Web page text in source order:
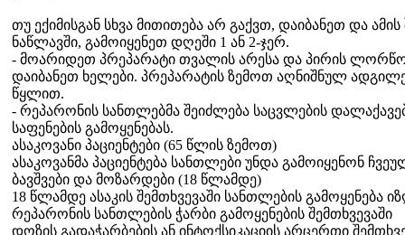
თუ ექიმისგან სხვა მითითება არ გაქვთ, დაიბანეთ და
ნაწლავში, გამოიყენეთ დღეში 1 ან 2-ჯერ.
- მოარიდეთ პრეპარატი თვალის არესა და პირის
დაიბანეთ ხელები. პრეპარატის ზემოთ აღნიშნულ
წყლით.
- რეპარონის სანთლებმა შეიძლება საცვლების
საფენების გამოყენებას.
ასაკოვანი პაციენტები (65 წლის ზემოთ)
ასაკოვანმა პაციენტება სანთლები უნდა გამოიყენონ
ბავშვები და მოზარდები (18 წლამდე)
18 წლამდე ასაკის შემთხვევაში სანთლების გამოყენება
რეპარონის სანთლების ჭარბი გამოყენების შემთხვევაში
დოზის გადაჭარბების ან ინტოქსიკაციის არცერთი